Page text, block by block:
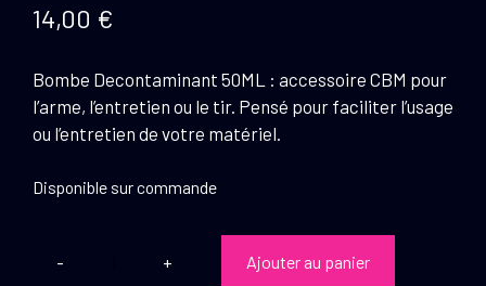
14,00 €
Bombe Decontaminant 50ML : accessoire CBM pour
l’arme, l’entretien ou le tir. Pensé pour faciliter l’usage
ou l’entretien de votre matériel.
Disponible sur commande
quantité
Ajouter au panier